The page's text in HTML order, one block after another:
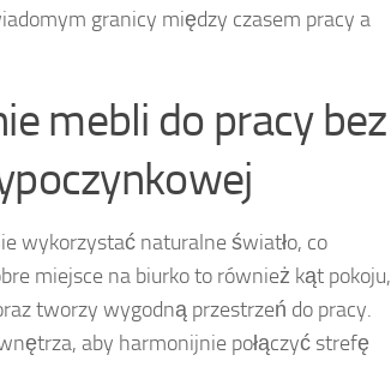
granicy między czasem pracy a
mebli do pracy bez
wykorzystać naturalne światło, co
miejsce na biurko to również kąt pokoju,
tworzy wygodną przestrzeń do pracy.
aby harmonijnie połączyć strefę